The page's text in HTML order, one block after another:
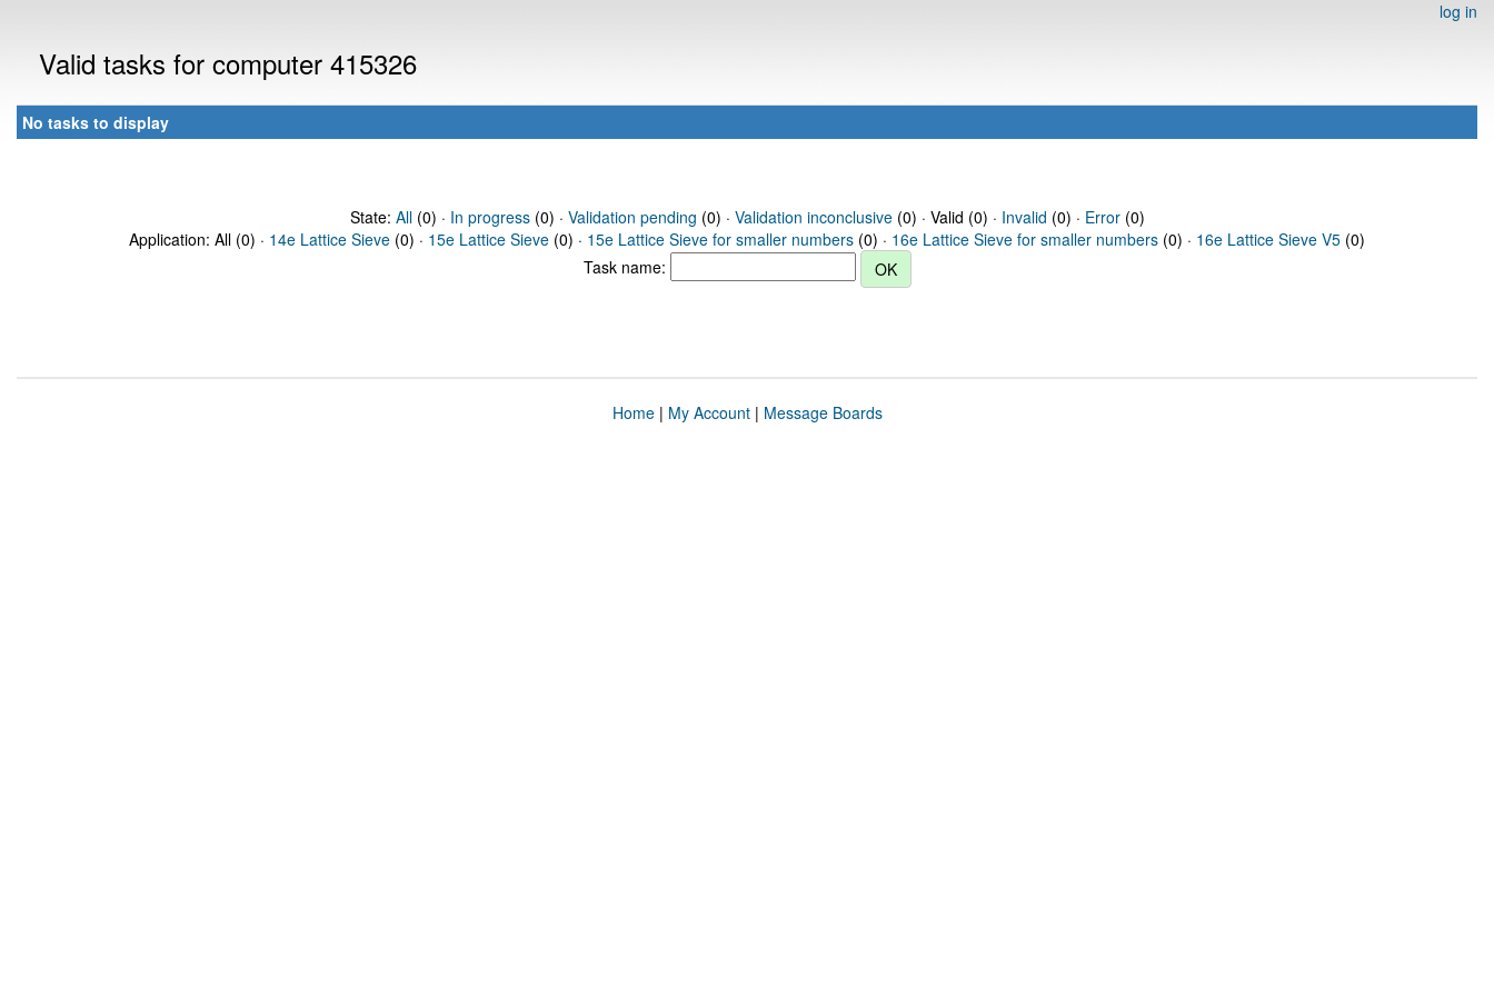
log in
Valid tasks for computer 415326
No tasks to display
State: All(0) · In progress(0) · Validation pending (0) · Validation inconclusive(0) · Valid (0) · Invalid (0) · Error(0)
Application: All (0) · 14e Lattice Sieve (0) · 15e Lattice Sieve (0) · 15e Lattice Sieve for smaller numbers (0) · 16e Lattice Sieve for smaller numbers (0) · 16e Lattice Sieve V5 (0)
Task name:
Home| My Account| Message Boards